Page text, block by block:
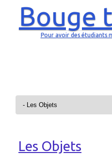
Bouge
Pour avoir des étudiants
Aller au contenu
Les Objets